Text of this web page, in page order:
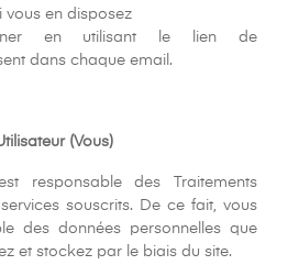
vous en disposez
en utilisant le lien de
dans chaque email.
(Vous)
est responsable des Traitements
souscrits. De ce fait, vous
des données personnelles que
et stockez par le biais du site.